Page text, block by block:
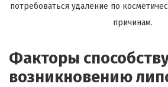
потребоваться удаление по
причинам.
Факторы
возникновению